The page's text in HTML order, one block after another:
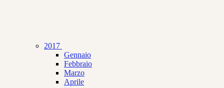
2017
Gennaio
Febbraio
Marzo
Aprile